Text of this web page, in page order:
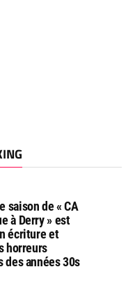
saison de « CA
à Derry » est
écriture et
horreurs
années 30s